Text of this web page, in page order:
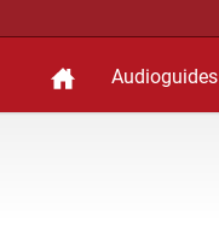
Audioguides